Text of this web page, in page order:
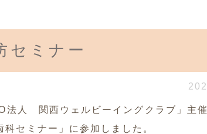
セミナー
法人 関西ウェルビーイングクラブ」主
セミナー」に参加しました。